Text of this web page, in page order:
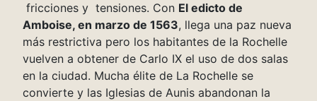
fricciones y tensiones. Con El edicto de
Amboise, en marzo de 1563, llega una paz nueva
más restrictiva pero los habitantes de la Rochelle
vuelven a obtener de Carlo IX el uso de dos salas
en la ciudad. Mucha élite de La Rochelle se
convierte y las Iglesias de Aunis abandonan la